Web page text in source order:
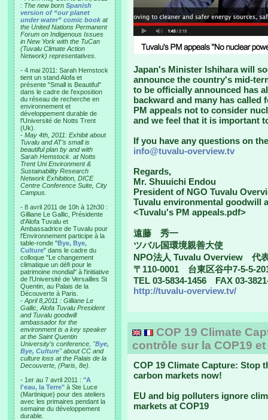
: The new born Spanish
version of “our planet
under water” comic book at
the United Nations Permanent
Forum on Indigenous Issues
in New York with the TuCan
(Tuvalu Climate Action
Network) representatives.
- 4 mai 2011: Sarah Hemstock
tient un stand Alofa et
présente "Small is Beautiful"
dans le cadre de l'exposition
du réseau de recherche en
environnement et
développement durable de
l'Université de Notts Trent
(Uk).
- May 4th, 2011: Exhibit about
Tuvalu and AT’s small is
beautiful plan by and with
Sarah Hemstock. at Notts
Trent Uni Environment &
Sustainability Research
Network Exhibition, DICE
Centre Conference Suite, City
Campus.
- 8 avril 2011 de 10h à 12h30 :
Gilliane Le Gallic, Présidente
d'Alofa Tuvalu et
Ambassadrice de Tuvalu pour
l'Environnement participe à la
table-ronde "Bye, Bye,
Culture" dans le cadre du
colloque "Le changement
climatique un défi pour le
patrimoine mondial" à l'initiative
de l'Université de Versailles St
Quentin, au Palais de la
Découverte à Paris.
- April 8,2011 : Gilliane Le
Gallic, Alofa Tuvalu President
and Tuvalu goodwill
ambassador for the
environment is a key speaker
at the Saint Quentin
University’s conference, "Bye,
Bye, Culture" about CC and
culture loss at the Palais de la
Decouverte, (Paris, 8e).
- 1er au 7 avril 2011 : "A
l'eau, la Terre" à Ste Luce
(Martinique) pour des ateliers
avec les primaires pendant la
semaine du développement
durable.
Japan's Minister Ishihara will
announce the country's mid-
to be officially announced has
backward and many has called
PM appeals not to consider
and we feel that it is important
If you have any questions on
info@tuvalu-overview.tv
Regards,
Mr. Shuuichi Endou
President of NGO Tuvalu
Tuvalu environmental goodwill
<Tuvalu's PM appeals.pdf>
遠藤 秀一
ツバル国環境親善大使
NPO法人 Tuvalu Overview 代
〒110-0001 台東区谷中7-5-5-
TEL 03-5834-1456 FAX 03-
http://tuvalu-overview.tv/
COP 19 Climate
contrôle sur la COP19
COP 19 Climate Capture: Stop
carbon markets now!
EU and big polluters ignore
markets at COP19